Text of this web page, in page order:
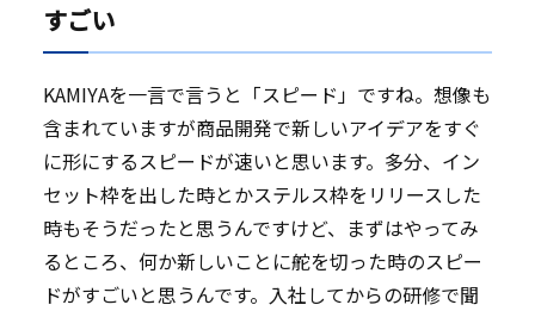
すごい
KAMIYAを一言で言うと「スピード」ですね。想像も
含まれていますが商品開発で新しいアイデアをすぐ
に形にするスピードが速いと思います。多分、イン
セット枠を出した時とかステルス枠をリリースした
時もそうだったと思うんですけど、まずはやってみ
るところ、何か新しいことに舵を切った時のスピー
ドがすごいと思うんです。入社してからの研修で聞